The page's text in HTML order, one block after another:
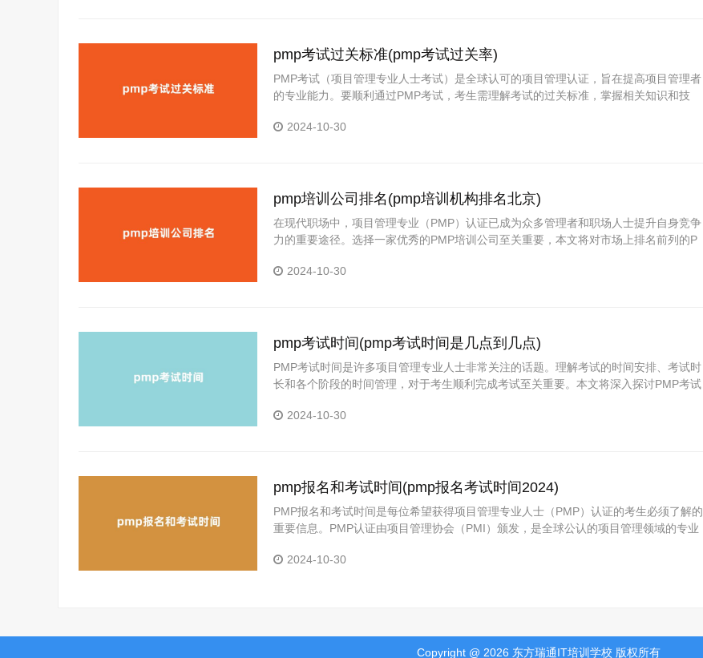
pmp考试过关标准(pmp考试过关率)
PMP考试（项目管理专业人士考试）是全球认可的项目管理认证，旨在提高项目管理者
的专业能力。要顺利通过PMP考试，考生需理解考试的过关标准，掌握相关知识和技
MP考试过关标准概述 PMP考试的过关标准主要包括考试的评分标准和通过率。考试由2
2024-10-30
pmp培训公司排名(pmp培训机构排名北京)
在现代职场中，项目管理专业（PMP）认证已成为众多管理者和职场人士提升自身竞争
力的重要途径。选择一家优秀的PMP培训公司至关重要，本文将对市场上排名前列的P
在竞争激烈的商业环境中，拥有PMP认证的专业人士往往更具优势。PMP培训不仅能够
2024-10-30
pmp考试时间(pmp考试时间是几点到几点)
PMP考试时间是许多项目管理专业人士非常关注的话题。理解考试的时间安排、考试时
长和各个阶段的时间管理，对于考生顺利完成考试至关重要。本文将深入探讨PMP考试
试通常安排在考生选择的日期进行，全球多个考点提供灵活的考试时间。考试持续时间
2024-10-30
pmp报名和考试时间(pmp报名考试时间2024)
PMP报名和考试时间是每位希望获得项目管理专业人士（PMP）认证的考生必须了解的
重要信息。PMP认证由项目管理协会（PMI）颁发，是全球公认的项目管理领域的专业
地规划自己的备考之路。 1. PMP报名流程 PMP的报名流程相对简单，考生需要首先满
2024-10-30
Copyright @ 2026 东方瑞通IT培训学校 版权所有